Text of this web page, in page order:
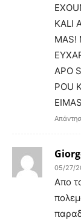
KALI
MAS!
APO
POU
05/27/
Απο